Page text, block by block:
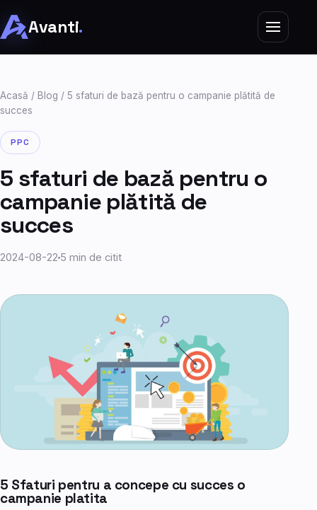
Avanti.
Acasă / Blog / 5 sfaturi de bază pentru o campanie plătită de
succes
PPC
5 sfaturi de bază pentru o
campanie plătită de
succes
2024-08-22 5 min de citit
5 Sfaturi pentru a concepe cu succes o
campanie platita